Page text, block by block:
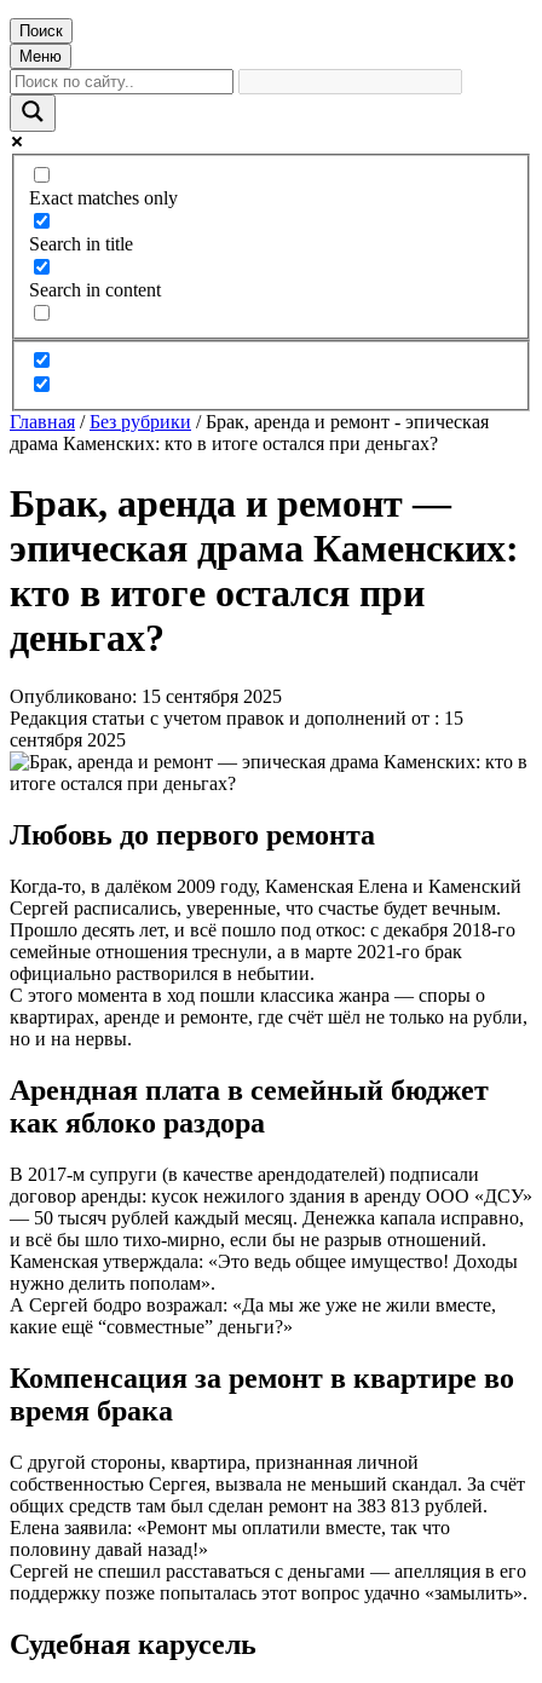
Поиск
Меню
Exact matches only
Search in title
Search in content
Главная /Без рубрики /Брак, аренда и ремонт - эпическая
драма Каменских: кто в итоге остался при деньгах?
Брак, аренда и ремонт —
эпическая драма Каменских:
кто в итоге остался при
деньгах?
Опубликовано: 15 сентября 2025
Редакция статьи с учетом правок и дополнений от : 15
сентября 2025
Любовь до первого ремонта
Когда‑то, в далёком 2009 году, Каменская Елена и Каменский
Сергей расписались, уверенные, что счастье будет вечным.
Прошло десять лет, и всё пошло под откос: с декабря 2018‑го
семейные отношения треснули, а в марте 2021‑го брак
официально растворился в небытии.
С этого момента в ход пошли классика жанра — споры о
квартирах, аренде и ремонте, где счёт шёл не только на рубли,
но и на нервы.
Арендная плата в семейный бюджет
как яблоко раздора
В 2017‑м супруги (в качестве арендодателей) подписали
договор аренды: кусок нежилого здания в аренду ООО «ДСУ»
— 50 тысяч рублей каждый месяц. Денежка капала исправно,
и всё бы шло тихо‑мирно, если бы не разрыв отношений.
Каменская утверждала: «Это ведь общее имущество! Доходы
нужно делить пополам».
А Сергей бодро возражал: «Да мы же уже не жили вместе,
какие ещё “совместные” деньги?»
Компенсация за ремонт в квартире во
время брака
С другой стороны, квартира, признанная личной
собственностью Сергея, вызвала не меньший скандал. За счёт
общих средств там был сделан ремонт на 383 813 рублей.
Елена заявила: «Ремонт мы оплатили вместе, так что
половину давай назад!»
Сергей не спешил расставаться с деньгами — апелляция в его
поддержку позже попыталась этот вопрос удачно «замылить».
Судебная карусель